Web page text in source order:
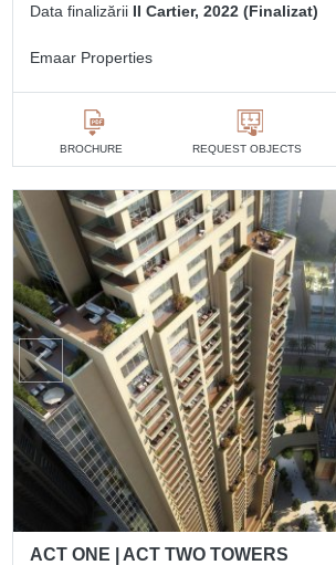
Data finalizării II Cartier, 2022 (Finalizat)
Emaar Properties
BROCHURE REQUEST OBJECTS
ACT ONE | ACT TWO TOWERS